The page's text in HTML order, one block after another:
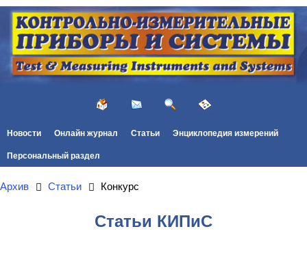
Новости Онлайн журнал Статьи Энциклопедия измерений
Персональный раздел
Архив Статьи Конкурс
Статьи КИПиС